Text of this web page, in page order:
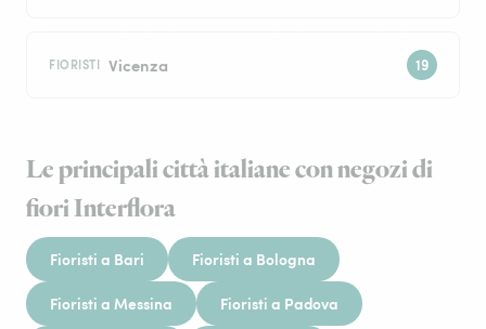
FIORISTI Vicenza
Le principali città italiane con negozi di
fiori Interflora
Fioristi a Bari Fioristi a Bologna
Fioristi a Messina Fioristi a Padova